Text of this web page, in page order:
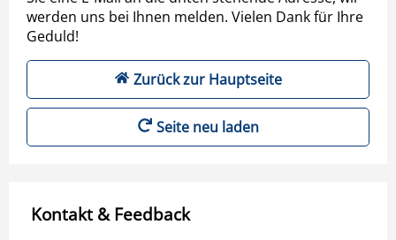
werden uns bei Ihnen melden. Vielen Dank für Ihre
Geduld!
Zurück zur Hauptseite
Seite neu laden
Kontakt & Feedback